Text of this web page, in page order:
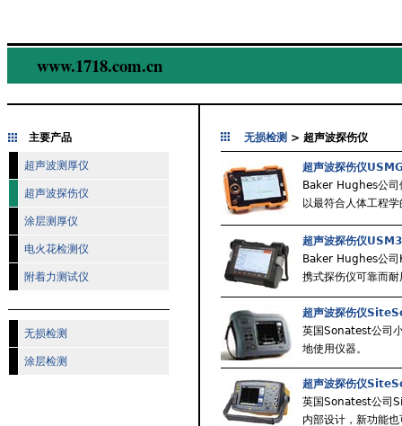
www.1718.com.cn
主要产品
超声波测厚仪
超声波探伤仪
涂层测厚仪
电火花检测仪
附着力测试仪
无损检测
涂层检测
无损检测 > 超声波探伤仪
超声波探伤仪
Baker Hughes公司
以最符合人体工程
超声波探伤仪
Baker Hughes公
携式探伤仪可靠而
超声波探伤仪
英国Sonatest公司
地使用仪器。
超声波探伤仪
英国Sonatest公司
内部设计，新功能